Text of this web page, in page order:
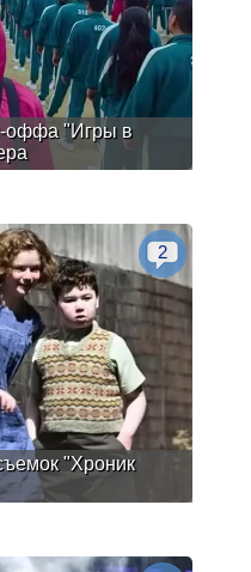
оффа "Игры в
"Хроник
2